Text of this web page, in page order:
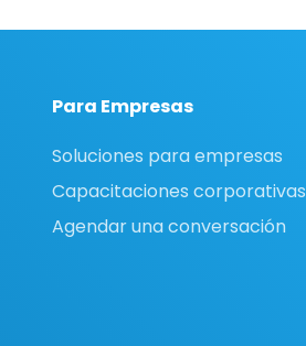
Para Empresas
Soluciones para empresas
Capacitaciones corporativas
Agendar una conversación